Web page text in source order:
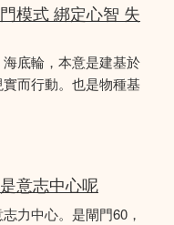
模式 綁定心智 失
底輪，本意是建基於
而行動。也是物種基
意志中心呢
力中心。是閘門60，